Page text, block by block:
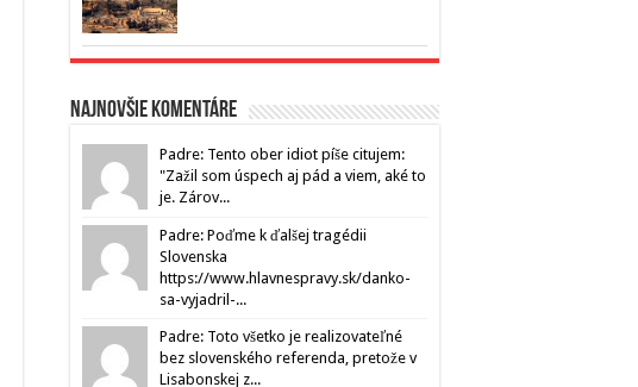
Najnovšie komentáre
Padre: Tento ober idiot píše citujem:
"Zažil som úspech aj pád a viem, aké to
je. Zárov...
Padre: Poďme k ďalšej tragédii
Slovenska
https://www.hlavnespravy.sk/danko-
sa-vyjadril-...
Padre: Toto všetko je realizovateľné
bez slovenského referenda, pretože v
Lisabonskej z...